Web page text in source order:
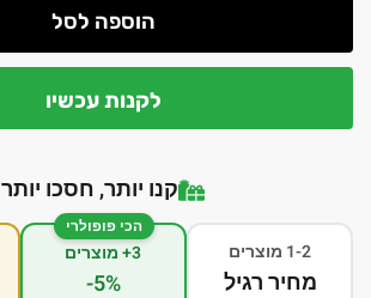
הוספה לסל
לקנות עכשיו
קנו יותר, חסכו יותר
1-2 מוצרים
מחיר רגיל
הכי פופולרי
3+ מוצרים
-5%